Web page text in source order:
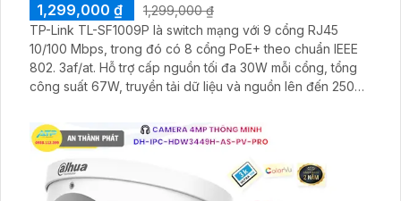
1,299,000 ₫
1,299,000 ₫
TP-Link TL-SF1009P là switch mạng với 9 cổng RJ45
10/100 Mbps, trong đó có 8 cổng PoE+ theo chuẩn IEEE
802. 3af/at. Hỗ trợ cấp nguồn tối đa 30W mỗi cổng, tổng
công suất 67W, truyền tải dữ liệu và nguồn lên đến 250m
đảm bảo hiệu suất cao, bảo mật ổn định